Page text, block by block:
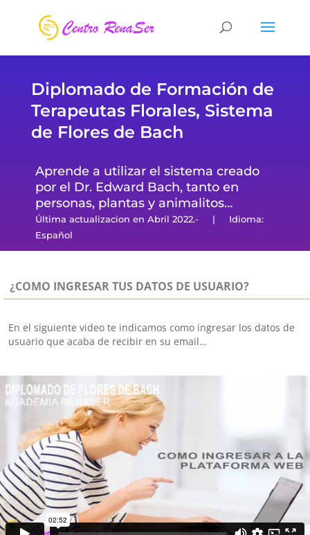
Diplomado de Formación de
Terapeutas Florales, Sistema
de Flores de Bach
Aprende a utilizar el sistema creado
por el Dr. Edward Bach, tanto en
personas, plantas y animalitos…
Última actualizacion en Abril 2022.- | Idioma:
Español
¿COMO INGRESAR TUS DATOS DE USUARIO?
En el siguiente video te indicamos como ingresar los datos de
usuario que acaba de recibir en su email…